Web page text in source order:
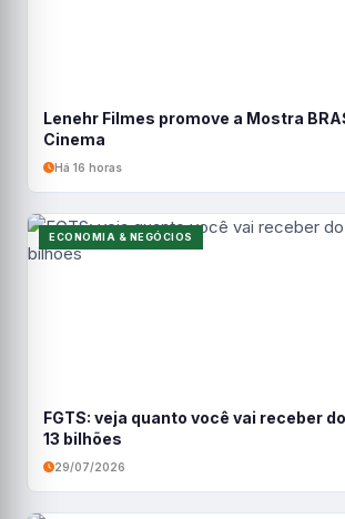
Lenehr Filmes promove a Mostra
Cinema
Há 16 horas
ECONOMIA & NEGÓCIOS
FGTS: veja quanto você vai receber
13 bilhões
29/07/2026